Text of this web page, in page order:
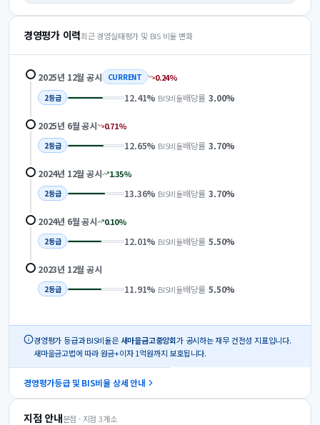
경영평가 이력최근 경영실태평가 및 BIS 비율 변화
2025년 12월 공시 CURRENT 0.24%
2등급 12.41% BIS비율배당률 3.00%
2025년 6월공시 0.71%
2등급 12.65% BIS비율배당률 3.70%
2024년 12월 공시 1.35%
2등급 13.36% BIS비율배당률 3.70%
2024년 6월공시 0.10%
2등급 12.01% BIS비율배당률 5.50%
2023년 12월 공시
2등급 11.91% BIS비율배당률 5.50%
경영평가 등급과 BIS비율은 새마을금고중앙회가 공시하는 재무 건전성 지표입니다.
새마을금고법에 따라 원금+이자 1억원까지 보호됩니다.
경영평가등급 및 BIS비율 상세 안내
지점 안내본점 · 지점 3개소